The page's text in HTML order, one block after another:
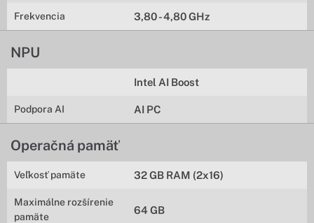
Frekvencia 3,80 - 4,80 GHz
NPU
Intel AI Boost
Podpora AI AI PC
Operačná pamäť
Veľkosť pamäte 32 GB RAM (2x16)
Maximálne rozšírenie
pamäte
64 GB